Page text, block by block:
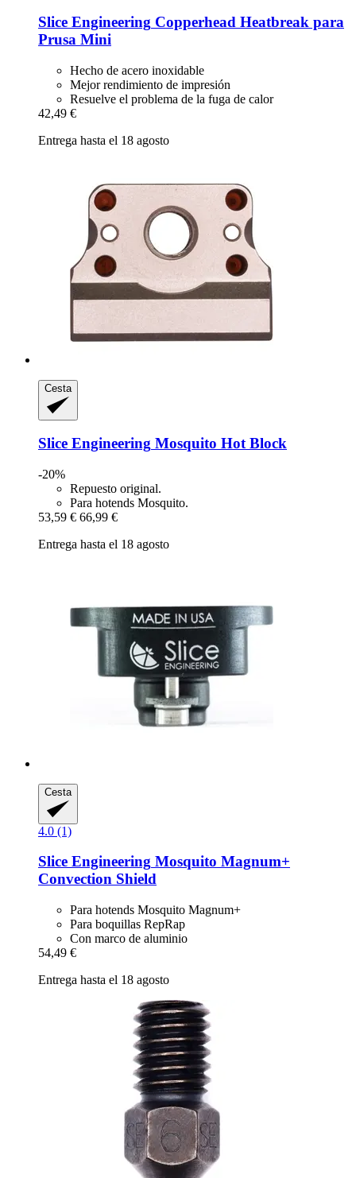
Slice Engineering Copperhead Heatbreak para
Prusa Mini
Hecho de acero inoxidable
Mejor rendimiento de impresión
Resuelve el problema de la fuga de calor
42,49 €
Entrega hasta el 18 agosto
Cesta
Slice Engineering Mosquito Hot Block
-20%
Repuesto original.
Para hotends Mosquito.
53,59 € 66,99 €
Entrega hasta el 18 agosto
Cesta
4.0 (1)
Slice Engineering Mosquito Magnum+
Convection Shield
Para hotends Mosquito Magnum+
Para boquillas RepRap
Con marco de aluminio
54,49 €
Entrega hasta el 18 agosto